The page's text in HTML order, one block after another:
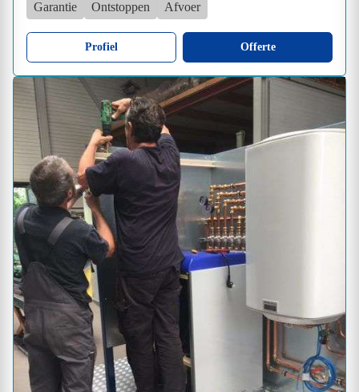
Garantie Ontstoppen Afvoer
Profiel Offerte